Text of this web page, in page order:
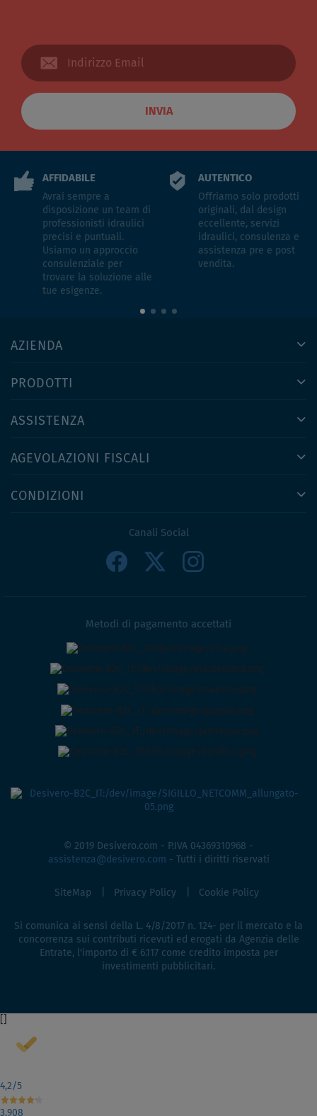
INVIA
AFFIDABILE
Avrai sempre a
disposizione un team di
professionisti idraulici
precisi e puntuali.
Usiamo un approccio
consulenziale per
trovare la soluzione alle
tue esigenze.
AUTENTICO
Offriamo solo prodotti
originali, dal design
eccellente, servizi
idraulici, consulenza e
assistenza pre e post
vendita.
AZIENDA
PRODOTTI
ASSISTENZA
AGEVOLAZIONI FISCALI
CONDIZIONI
Canali Social
Metodi di pagamento accettati
© 2019 Desivero.com - P.IVA 04369310968 -
assistenza@desivero.com - Tutti i diritti riservati
SiteMap Privacy Policy Cookie Policy
Si comunica ai sensi della L. 4/8/2017 n. 124- per il mercato e la
concorrenza sui contributi ricevuti ed erogati da Agenzia delle
Entrate, l'importo di € 6.117 come credito imposta per
investimenti pubblicitari.
4,2 /5
3.908